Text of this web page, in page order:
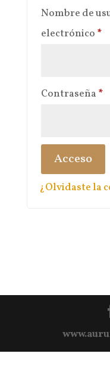
Nombre de
electrónico *
Contraseña *
Acceso
¿Olvidaste la